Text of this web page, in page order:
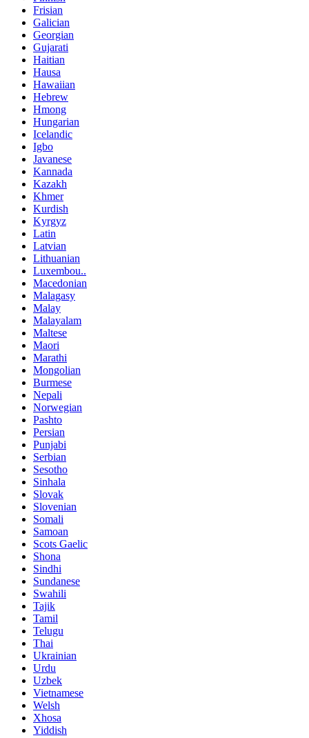
Frisian
Galician
Georgian
Gujarati
Haitian
Hausa
Hawaiian
Hebrew
Hmong
Hungarian
Icelandic
Igbo
Javanese
Kannada
Kazakh
Khmer
Kurdish
Kyrgyz
Latin
Latvian
Lithuanian
Luxembou..
Macedonian
Malagasy
Malay
Malayalam
Maltese
Maori
Marathi
Mongolian
Burmese
Nepali
Norwegian
Pashto
Persian
Punjabi
Serbian
Sesotho
Sinhala
Slovak
Slovenian
Somali
Samoan
Scots Gaelic
Shona
Sindhi
Sundanese
Swahili
Tajik
Tamil
Telugu
Thai
Ukrainian
Urdu
Uzbek
Vietnamese
Welsh
Xhosa
Yiddish